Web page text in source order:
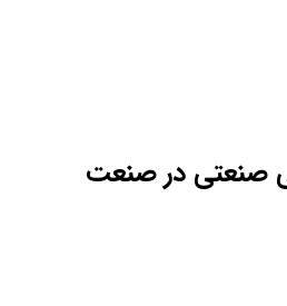
صنعتی در صنعت